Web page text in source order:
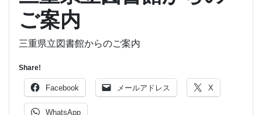
ご案内
三重県立図書館からのご案内
Share!
Facebook メールアドレス X
WhatsApp